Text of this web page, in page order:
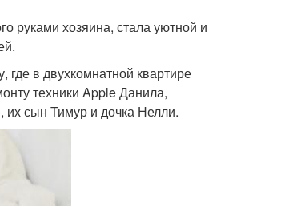
руками хозяина, стала уютной и
где в двухкомнатной квартире
техники Apple Данила,
их сын Тимур и дочка Нелли.